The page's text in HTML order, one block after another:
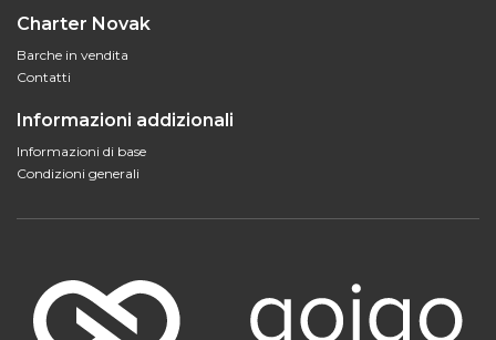
Charter Novak
Barche in vendita
Contatti
Informazioni addizionali
Informazioni di base
Condizioni generali